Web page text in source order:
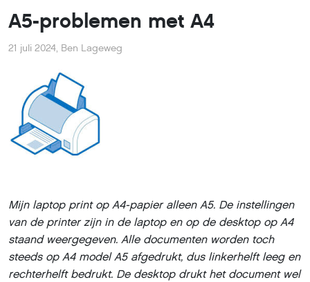
A5-problemen met A4
21 juli 2024, Ben Lageweg
Mijn laptop print op A4-papier alleen A5. De instellingen
van de printer zijn in de laptop en op de desktop op A4
staand weergegeven. Alle documenten worden toch
steeds op A4 model A5 afgedrukt, dus linkerhelft leeg en
rechterhelft bedrukt. De desktop drukt het document wel